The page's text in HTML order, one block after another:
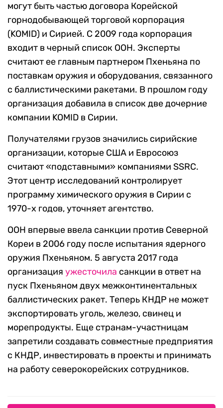
могут быть частью договора Корейской
горнодобывающей торговой корпорация
(KOMID) и Сирией. С 2009 года корпорация
входит в черный список ООН. Эксперты
считают ее главным партнером Пхеньяна по
поставкам оружия и оборудования, связанного
с баллистическими ракетами. В прошлом году
организация добавила в список две дочерние
компании KOMID в Сирии.
Получателями грузов значились сирийские
организации, которые США и Евросоюз
считают «подставными» компаниями SSRC.
Этот центр исследований контролирует
программу химического оружия в Сирии с
1970-х годов, уточняет агентство.
ООН впервые ввела санкции против Северной
Кореи в 2006 году после испытания ядерного
оружия Пхеньяном. 5 августа 2017 года
организация ужесточила санкции в ответ на
пуск Пхеньяном двух межконтинентальных
баллистических ракет. Теперь КНДР не может
экспортировать уголь, железо, свинец и
морепродукты. Еще странам-участницам
запретили создавать совместные предприятия
с КНДР, инвестировать в проекты и принимать
на работу северокорейских сотрудников.